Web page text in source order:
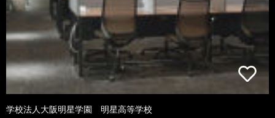
学校法人大阪明星学園 明星高等学校